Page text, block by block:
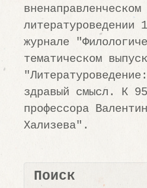
вненаправленческом
журнале
тематическом
здравый смысл. К
профессора
Хализева".
Поиск